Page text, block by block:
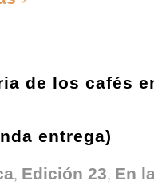
de los cafés
entrega)
, Edición 23, En